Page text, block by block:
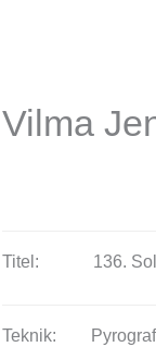
Vilma
Titel: 136.
Teknik: